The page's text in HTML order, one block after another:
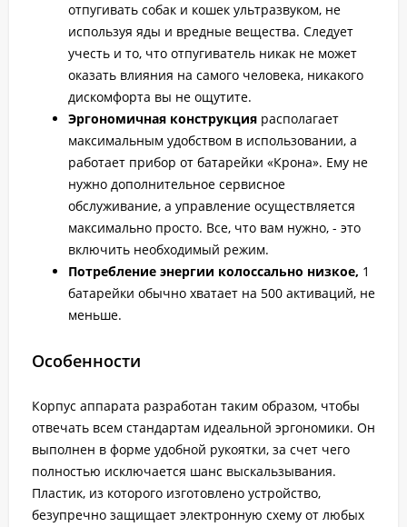
отпугивать собак и кошек ультразвуком, не
используя яды и вредные вещества. Следует
учесть и то, что отпугиватель никак не может
оказать влияния на самого человека, никакого
дискомфорта вы не ощутите.
Эргономичная конструкция располагает
максимальным удобством в использовании, а
работает прибор от батарейки «Крона». Ему не
нужно дополнительное сервисное
обслуживание, а управление осуществляется
максимально просто. Все, что вам нужно, - это
включить необходимый режим.
Потребление энергии колоссально низкое, 1
батарейки обычно хватает на 500 активаций, не
меньше.
Особенности
Корпус аппарата разработан таким образом, чтобы
отвечать всем стандартам идеальной эргономики. Он
выполнен в форме удобной рукоятки, за счет чего
полностью исключается шанс выскальзывания.
Пластик, из которого изготовлено устройство,
безупречно защищает электронную схему от любых